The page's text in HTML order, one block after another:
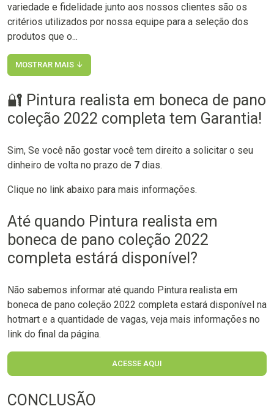
variedade e fidelidade junto aos nossos clientes são os
critérios utilizados por nossa equipe para a seleção dos
produtos que o...
MOSTRAR MAIS ↓
🔐 Pintura realista em boneca de pano
coleção 2022 completa tem Garantia!
Sim, Se você não gostar você tem direito a solicitar o seu
dinheiro de volta no prazo de 7 dias.
Clique no link abaixo para mais informações.
Até quando Pintura realista em
boneca de pano coleção 2022
completa estárá disponível?
Não sabemos informar até quando Pintura realista em
boneca de pano coleção 2022 completa estará disponível na
hotmart e a quantidade de vagas, veja mais informações no
link do final da página.
ACESSE AQUI
CONCLUSÃO